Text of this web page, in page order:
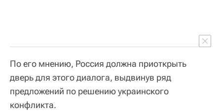
По его мнению, Россия должна приоткрыть
дверь для этого диалога, выдвинув ряд
предложений по решению украинского
конфликта.